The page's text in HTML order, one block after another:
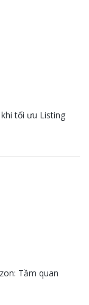
tối ưu Listing
Tầm quan